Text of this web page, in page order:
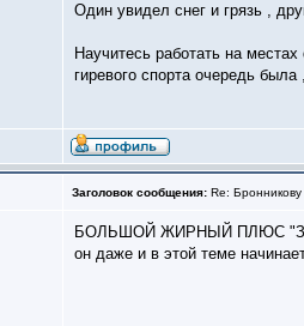
Один увидел снег и грязь ,
Научитесь работать на
гиревого спорта очередь
Заголовок сообщения: Re:
БОЛЬШОЙ ЖИРНЫЙ ПЛЮС
он даже и в этой теме